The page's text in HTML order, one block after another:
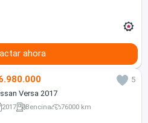
ahora
5
Versa 2017
2017 Bencina 76000 km